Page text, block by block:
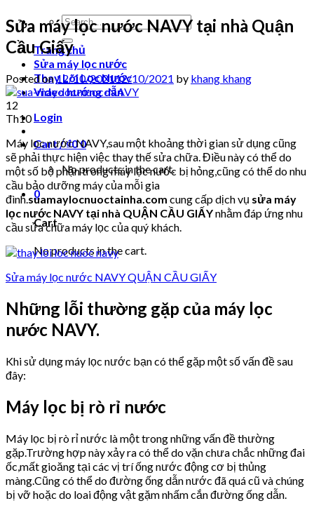
Search
for:
Trang chủ
Sửa máy lọc nước
Thay Lõi Lọc Nước
Video hướng dẫn
Login
Cart /₫00
No products in the cart.
0
Cart
No products in the cart.
Sửa máy lọc nước NAVY tại nhà Quận
Cầu Giấy
Posted on12/10/202112/10/2021 by khang khang
12
Th10
Máy lọc nước NAVY,sau một khoảng thời gian sử dụng cũng
sẽ phải thực hiện việc thay thế sửa chữa. Điều này có thể do
một số bộ phận trong máy lọc nước bị hỏng,cũng có thể do nhu
cầu bảo dưỡng máy của mỗi gia
đình.suamaylocnuoctainha.com cung cấp dịch vụ sửa máy
lọc nước NAVY tại nhà QUẬN CẦU GIẤYnhằm đáp ứng nhu
cầu sửa chữa máy lọc của quý khách.
Sửa máy lọc nước NAVY QUẬN CẦU GIẤY
Những lỗi thường gặp của máy lọc
nước NAVY.
Khi sử dụng máy lọc nước bạn có thể gặp một số vấn đề sau
đây:
Máy lọc bị rò rỉ nước
Máy lọc bị rò rỉ nước là một trong những vấn đề thường
gặp.Trường hợp này xảy ra có thể do vặn chưa chắc những đai
ốc,mất gioăng tại các vị trí ống nước động cơ bị thủng
màng.Cũng có thể do đường ống dẫn nước đã quá cũ và chúng
bị vỡ hoặc do loai động vật gặm nhấm cắn đường ống dẫn.